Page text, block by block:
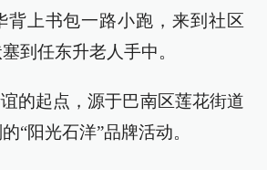
背上书包一路小跑，来到社区
到任东升老人手中。
的起点，源于巴南区莲花街道
“阳光石洋”品牌活动。